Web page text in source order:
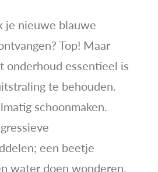
je nieuwe blauwe
Top! Maar
onderhoud essentieel is
te behouden.
schoonmaken.
een beetje
water doen wonderen.